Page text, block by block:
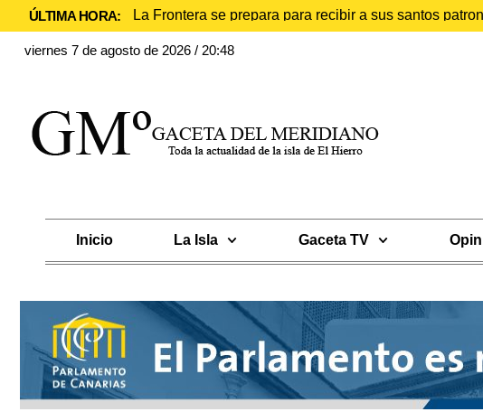
ÚLTIMA HORA: La Frontera se prepara para recibir a sus santos
viernes 7 de agosto de 2026 / 20:48
Inicio La Isla Gaceta TV